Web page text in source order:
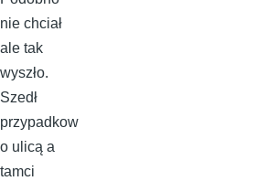
nie chciał
ale tak
wyszło.
Szedł
przypadkow
o ulicą a
tamci